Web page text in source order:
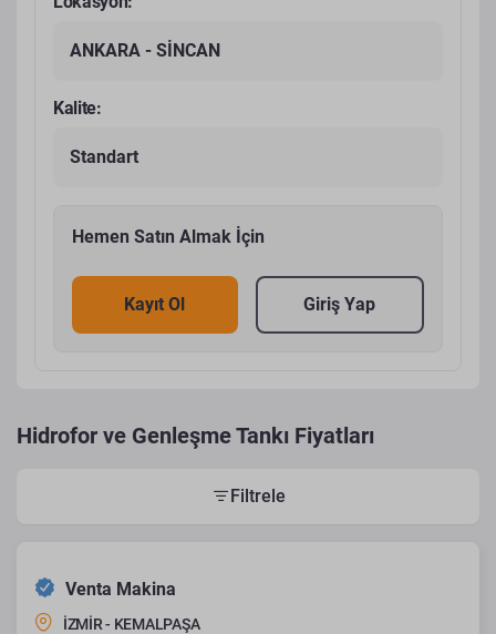
ANKARA - SİNCAN
Kalite:
Standart
Hemen Satın Almak İçin
Kayıt Ol Giriş Yap
Hidrofor ve Genleşme Tankı Fiyatları
Filtrele
Venta Makina
İZMİR - KEMALPAŞA